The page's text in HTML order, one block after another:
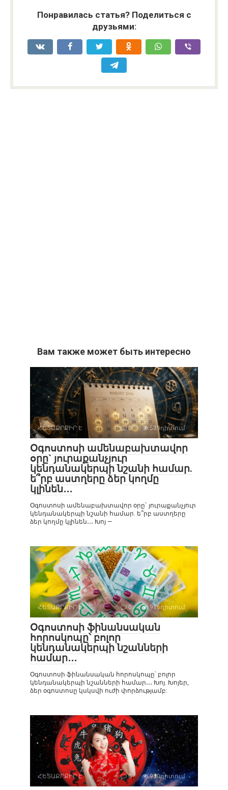
Понравилась статья? Поделиться с
друзьями:
Вам также может быть интересно
ՀԵՏԱՔՐՔԻՐ Է 0 539դիտում
Օգոստոսի ամենաբախտավոր
օրը` յուրաքանչյուր
կենդանակերպի նշանի համար.
ե՞րբ աստղերը ձեր կողմը
կլինեն․․․
Օգոստոսի ամենաբախտավոր օրը` յուրաքանչյուր
կենդանակերպի նշանի համար. ե՞րբ աստղերը
ձեր կողմը կլինեն․․․ Խոյ —
ՀԵՏԱՔՐՔԻՐ Է 0 916դիտում
Օգոստոսի ֆինանսական
հորոսկոպը՝ բոլոր
կենդանակերպի նշանների
համար․․․
Օգոստոսի ֆինանսական հորոսկոպը՝ բոլոր
կենդանակերպի նշանների համար․․․ Խոյ. Խոյեր,
ձեր օգոստոսը կսկսվի ուժի փորձությամբ:
ՀԵՏԱՔՐՔԻՐ Է 0 930դիտում